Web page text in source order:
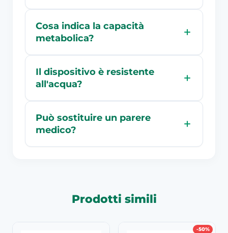
Cosa indica la capacità
metabolica?
Il dispositivo è resistente
all'acqua?
Può sostituire un parere
medico?
Prodotti simili
-50%